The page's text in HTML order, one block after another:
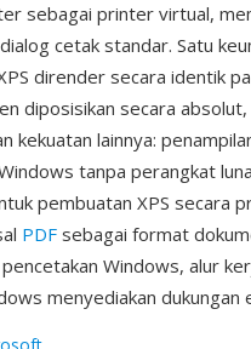
sebagai printer virtual,
cetak standar. Satu
dirender secara identik
diposisikan secara
kekuatan lainnya:
tanpa perangkat
pembuatan XPS secara
PDF sebagai format
Windows, alur
menyediakan dukungan